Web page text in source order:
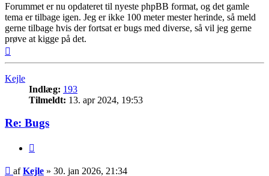
Forummet er nu opdateret til nyeste phpBB format, og det gamle
tema er tilbage igen. Jeg er ikke 100 meter mester herinde, så meld
gerne tilbage hvis der fortsat er bugs med diverse, så vil jeg gerne
prøve at kigge på det.
Kejle
Indlæg: 193
Tilmeldt: 13. apr 2024, 19:53
Re: Bugs
Indlæg
afKejle » 30. jan 2026, 21:34